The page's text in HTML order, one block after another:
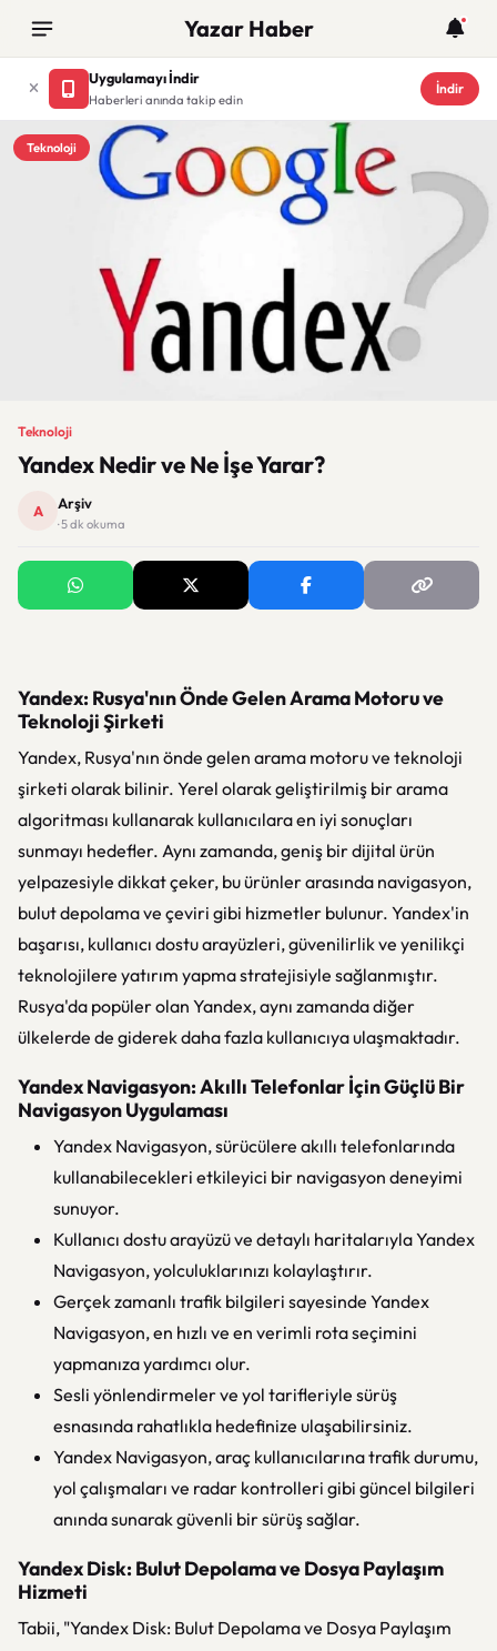
Yazar Haber
Uygulamayı İndir
Haberleri anında takip edin
İndir
Teknoloji
Teknoloji
Yandex Nedir ve Ne İşe Yarar?
A Arşiv
· 5 dk okuma
Yandex: Rusya'nın Önde Gelen Arama Motoru ve
Teknoloji Şirketi
Yandex, Rusya'nın önde gelen arama motoru ve teknoloji
şirketi olarak bilinir. Yerel olarak geliştirilmiş bir arama
algoritması kullanarak kullanıcılara en iyi sonuçları
sunmayı hedefler. Aynı zamanda, geniş bir dijital ürün
yelpazesiyle dikkat çeker, bu ürünler arasında navigasyon,
bulut depolama ve çeviri gibi hizmetler bulunur. Yandex'in
başarısı, kullanıcı dostu arayüzleri, güvenilirlik ve yenilikçi
teknolojilere yatırım yapma stratejisiyle sağlanmıştır.
Rusya'da popüler olan Yandex, aynı zamanda diğer
ülkelerde de giderek daha fazla kullanıcıya ulaşmaktadır.
Yandex Navigasyon: Akıllı Telefonlar İçin Güçlü Bir
Navigasyon Uygulaması
Yandex Navigasyon, sürücülere akıllı telefonlarında
kullanabilecekleri etkileyici bir navigasyon deneyimi
sunuyor.
Kullanıcı dostu arayüzü ve detaylı haritalarıyla Yandex
Navigasyon, yolculuklarınızı kolaylaştırır.
Gerçek zamanlı trafik bilgileri sayesinde Yandex
Navigasyon, en hızlı ve en verimli rota seçimini
yapmanıza yardımcı olur.
Sesli yönlendirmeler ve yol tarifleriyle sürüş
esnasında rahatlıkla hedefinize ulaşabilirsiniz.
Yandex Navigasyon, araç kullanıcılarına trafik durumu,
yol çalışmaları ve radar kontrolleri gibi güncel bilgileri
anında sunarak güvenli bir sürüş sağlar.
Yandex Disk: Bulut Depolama ve Dosya Paylaşım
Hizmeti
Tabii, "Yandex Disk: Bulut Depolama ve Dosya Paylaşım